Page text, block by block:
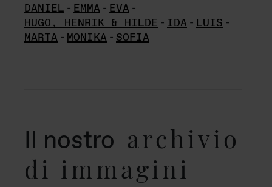
DANIEL - EMMA - EVA -
HUGO, HENRIK & HILDE - IDA - LUIS -
MARTA - MONIKA - SOFIA
Il nostro archivio
di immagini